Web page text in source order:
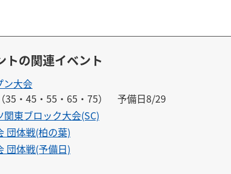
トの関連イベント
ン大会
35・45・55・65・75）　予備日8/29
関東ブロック大会(SC)
団体戦(柏の葉)
団体戦(予備日)